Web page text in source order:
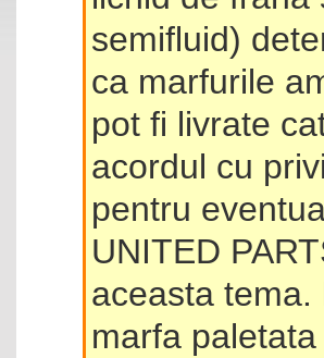
semifluid)
ca marfurile
pot fi livrate
acordul cu
pentru
UNITED
aceasta
marfa